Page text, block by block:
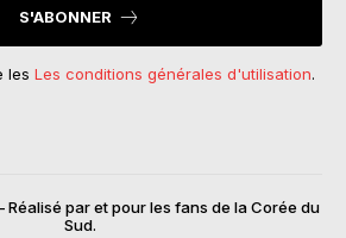
S'ABONNER
les Les conditions générales d'utilisation.
par et pour les fans de la Corée du
Sud.